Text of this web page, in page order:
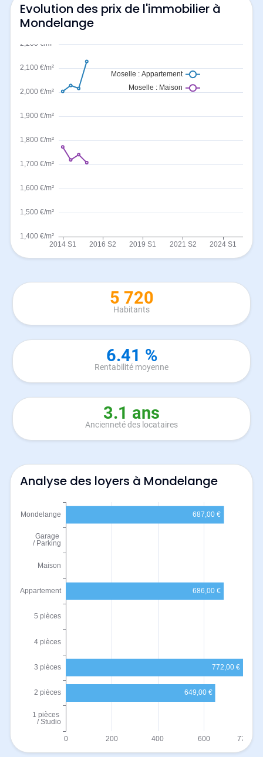
Evolution des prix de l'immobilier à
Mondelange
5 720
Habitants
6.41 %
Rentabilité moyenne
3.1 ans
Ancienneté des locataires
Analyse des loyers à Mondelange